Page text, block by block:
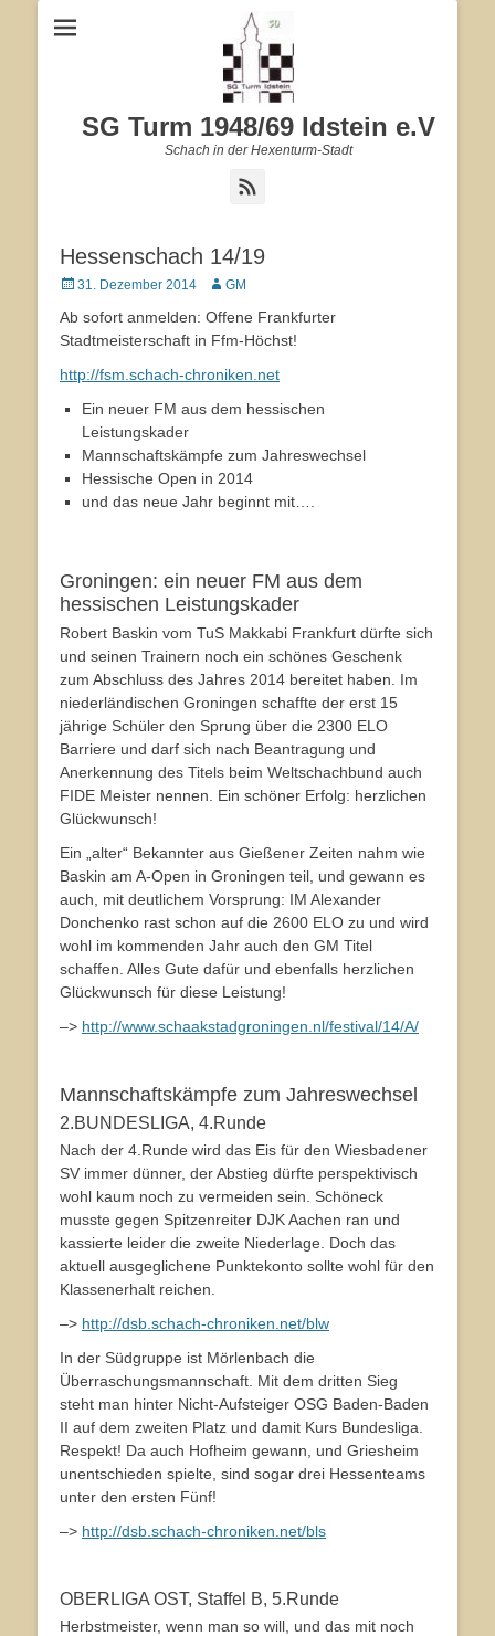
SG Turm 1948/69 Idstein e.V
Schach in der Hexenturm-Stadt
Hessenschach 14/19
Veröffentlicht
31. Dezember 2014 Autor
GM
Ab sofort anmelden: Offene Frankfurter
Stadtmeisterschaft in Ffm-Höchst!
http://fsm.schach-chroniken.net
Ein neuer FM aus dem hessischen
Leistungskader
Mannschaftskämpfe zum Jahreswechsel
Hessische Open in 2014
und das neue Jahr beginnt mit….
Groningen: ein neuer FM aus dem
hessischen Leistungskader
Robert Baskin vom TuS Makkabi Frankfurt dürfte sich
und seinen Trainern noch ein schönes Geschenk
zum Abschluss des Jahres 2014 bereitet haben. Im
niederländischen Groningen schaffte der erst 15
jährige Schüler den Sprung über die 2300 ELO
Barriere und darf sich nach Beantragung und
Anerkennung des Titels beim Weltschachbund auch
FIDE Meister nennen. Ein schöner Erfolg: herzlichen
Glückwunsch!
Ein „alter“ Bekannter aus Gießener Zeiten nahm wie
Baskin am A-Open in Groningen teil, und gewann es
auch, mit deutlichem Vorsprung: IM Alexander
Donchenko rast schon auf die 2600 ELO zu und wird
wohl im kommenden Jahr auch den GM Titel
schaffen. Alles Gute dafür und ebenfalls herzlichen
Glückwunsch für diese Leistung!
–> http://www.schaakstadgroningen.nl/festival/14/A/
Mannschaftskämpfe zum Jahreswechsel
2.BUNDESLIGA, 4.Runde
Nach der 4.Runde wird das Eis für den Wiesbadener
SV immer dünner, der Abstieg dürfte perspektivisch
wohl kaum noch zu vermeiden sein. Schöneck
musste gegen Spitzenreiter DJK Aachen ran und
kassierte leider die zweite Niederlage. Doch das
aktuell ausgeglichene Punktekonto sollte wohl für den
Klassenerhalt reichen.
–> http://dsb.schach-chroniken.net/blw
In der Südgruppe ist Mörlenbach die
Überraschungsmannschaft. Mit dem dritten Sieg
steht man hinter Nicht-Aufsteiger OSG Baden-Baden
II auf dem zweiten Platz und damit Kurs Bundesliga.
Respekt! Da auch Hofheim gewann, und Griesheim
unentschieden spielte, sind sogar drei Hessenteams
unter den ersten Fünf!
–> http://dsb.schach-chroniken.net/bls
OBERLIGA OST, Staffel B, 5.Runde
Herbstmeister, wenn man so will, und das mit noch